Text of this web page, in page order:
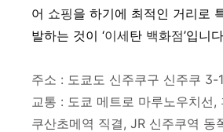
어 쇼핑을 하기에 최적인 거리로
발하는 것이 ‘이세탄 백화점’입니
주소 : 도쿄도 신주쿠구 신주쿠 3-
교통 : 도쿄 메트로 마루노우치선,
쿠산초메역 직결, JR 신주쿠역 동